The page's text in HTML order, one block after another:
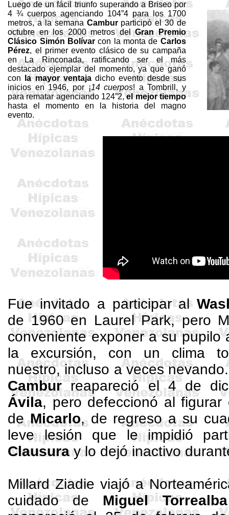
Luego de un fácil triunfo superando aBriseopor
4 ¾ cuerpos agenciando 104”4 para los1700
metros, a la semana Camburparticipó el 30 de
octubre en los2000 metrosdelGran Premio
Clásico Simón Bolívar con la monta de Carlos
Pérez, el primer evento clásico de su campaña
enLa Rinconada, ratificando ser el más
destacado ejemplar del momento, yaque ganó
conla mayor ventajadicho evento desde sus
inicios en 1946, por ¡14 cuerpos! aTombrill , y
para rematar agenciando 124”2,el mejor tiempo
hasta el momento en la historia del magno
evento.
Fue invitado a participar al
de 1960 en LaurelPark, pero
conveniente exponer a su pupilo
la excursión, con un clima
nuestro, incluso a veces
Camburreapareció el 4 de
Ávila, pero defeccionó al
deMicarlo, de regreso a su
leve lesión que le impidió
Clausuray lo dejó inactivo
Millard Ziadie viajó a
cuidado de Miguel